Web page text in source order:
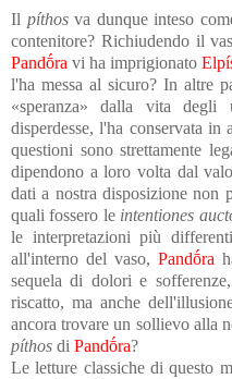
Il píthosva dunque inteso
contenitore? Richiudendo il
Pandṓra vi ha imprigionato
l'ha messa al sicuro? In altre
«speranza» dalla vita degli
disperdesse, l'ha conservata
questioni sono strettamente
dipendono a loro volta dal
dati a nostra disposizione non
quali fossero le intentiones
le interpretazioni più
all'interno del vaso, Pandṓra
sequela di dolori e
riscatto, ma anche
ancora trovare un sollievo alla
píthos di Pandṓra?
Le letture classiche di questo